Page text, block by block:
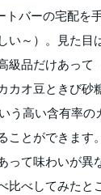
トバーの宅配を
い～）。見た目
級品だけあって
カオ豆ときび砂
う高い含有率の
ことができます
って味わいが異
比べしてみたと